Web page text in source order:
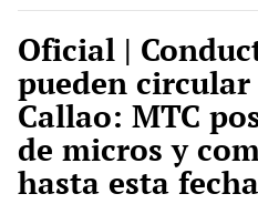
Oficial |
pueden
Callao: MTC
de micros y
hasta esta fecha